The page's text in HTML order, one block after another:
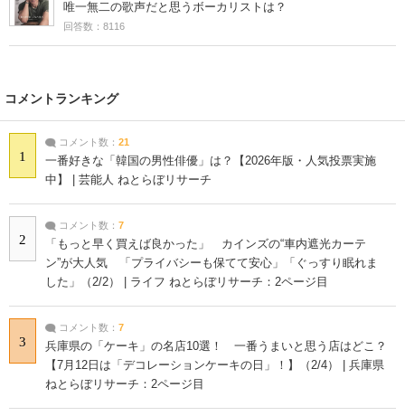
唯一無二の歌声だと思うボーカリストは？
回答数：8116
コメントランキング
1
コメント数： 21
一番好きな「韓国の男性俳優」は？【2026年版・人気投票実施
中】 | 芸能人 ねとらぼリサーチ
2
コメント数： 7
「もっと早く買えば良かった」 カインズの“車内遮光カーテ
ン”が大人気 「プライバシーも保てて安心」「ぐっすり眠れま
した」（2/2） | ライフ ねとらぼリサーチ：2ページ目
3
コメント数： 7
兵庫県の「ケーキ」の名店10選！ 一番うまいと思う店はどこ？
【7月12日は「デコレーションケーキの日」！】（2/4） | 兵庫県
ねとらぼリサーチ：2ページ目